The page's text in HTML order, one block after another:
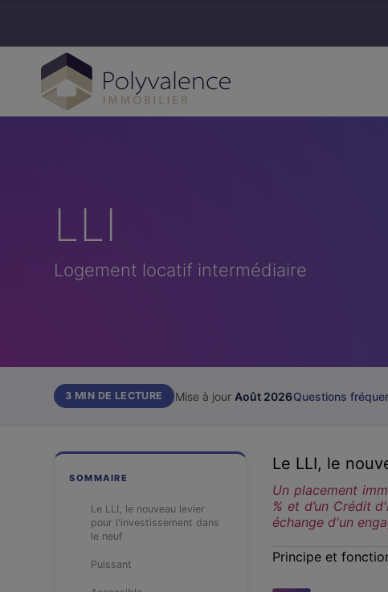
LLI
Logement locatif intermédiaire
3 MIN DE LECTURE Mise à jour Août 2026Questions
SOMMAIRE
Le LLI, le nouveau levier
pour l'investissement dans
le neuf
Puissant
Le LLI, le
Un placement
% et d’un Crédit
échange d'un
Principe et